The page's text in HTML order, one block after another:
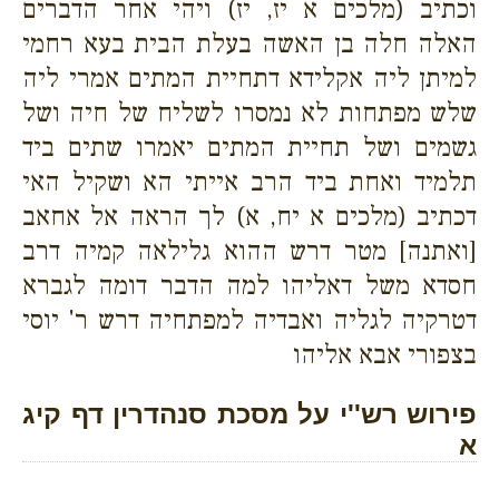
וכתיב (מלכים א יז, יז) ויהי אחר הדברים
האלה חלה בן האשה בעלת הבית בעא רחמי
למיתן ליה אקלידא דתחיית המתים אמרי ליה
שלש מפתחות לא נמסרו לשליח של חיה ושל
גשמים ושל תחיית המתים יאמרו שתים ביד
תלמיד ואחת ביד הרב אייתי הא ושקיל האי
דכתיב (מלכים א יח, א) לך הראה אל אחאב
[ואתנה] מטר דרש ההוא גלילאה קמיה דרב
חסדא משל דאליהו למה הדבר דומה לגברא
דטרקיה לגליה ואבדיה למפתחיה דרש ר' יוסי
בצפורי אבא אליהו
פירוש רש''י על מסכת סנהדרין דף קיג
א